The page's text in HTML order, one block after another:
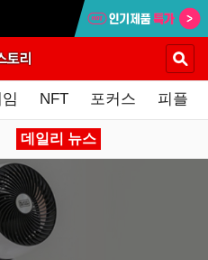
NFT 포커스 피플
데일리 뉴스